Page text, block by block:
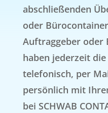
abschließenden
oder
Auftraggeber oder
haben jederzeit
telefonisch, per
persönlich mit
bei SCHWAB